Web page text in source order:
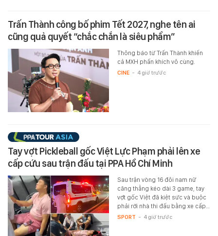
Trấn Thành công bố phim Tết 2027, nghe tên ai
cũng quả quyết “chắc chắn là siêu phẩm”
Thông báo từ Trấn Thành khiến
cả MXH phấn khích vô cùng.
CINE - 4 giờ trước
Tay vợt Pickleball gốc Việt Lực Phạm phải lên xe
cấp cứu sau trận đấu tại PPA Hồ Chí Minh
Sau trận vòng 16 đôi nam nữ
căng thẳng kéo dài 3 game, tay
vợt gốc Việt đã kiệt sức và buộc
phải rời nhà thi đấu bằng xe cấp…
SPORT - 4 giờ trước